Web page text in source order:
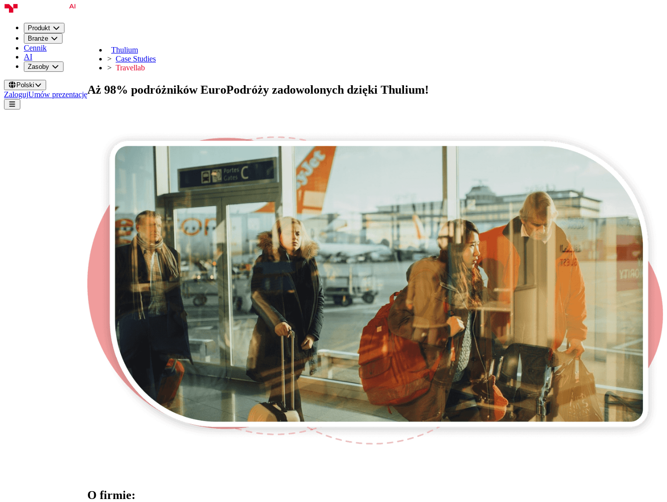
Produkt
Branże
Cennik
AI
Zasoby
Polski
ZalogujUmów prezentację
Thulium
Case Studies
Travellab
Aż 98% podróżników EuroPodróży zadowolonych dzięki Thulium!
O firmie: